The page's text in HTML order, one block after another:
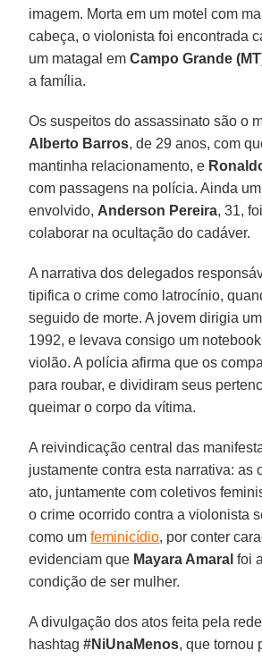
imagem. Morta em um motel com
cabeça, o violonista foi encontrada
um matagal emCampo Grande
a família.
Os suspeitos do assassinato são o
Alberto Barros, de 29 anos, com
mantinha relacionamento, e
com passagens na polícia. Ainda
envolvido, Anderson Pereira, 31,
colaborar na ocultação do cadáver.
A narrativa dos delegados
tipifica o crime como latrocínio,
seguido de morte. A jovem dirigia
1992, e levava consigo um
violão. A polícia afirma que os
para roubar, e dividiram seus
queimar o corpo da vítima.
A reivindicação central das
justamente contra esta narrativa: as
ato, juntamente com coletivos
o crime ocorrido contra a violonista
como umfeminicídio, por conter
evidenciam que Mayara Amaral foi
condição de ser mulher.
A divulgação dos atos feita pela
hashtag#NiUnaMenos, que tornou